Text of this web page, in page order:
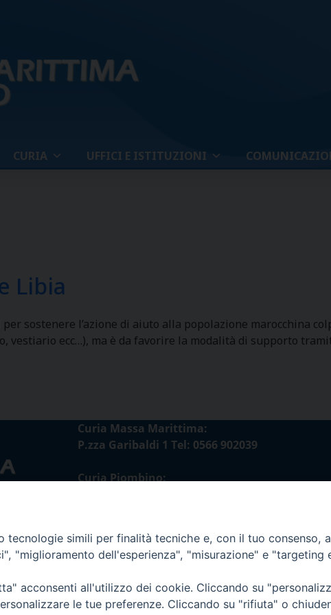
CURIA UFFICI E ISTITUZIONI
Libia
sostenere l’azione di aiuto alla popolazione marocchina
vestiario ecc…), ma è da favorire la modalità di supporto
Curia Massa Marittima:
P.zza Garibaldi 1 Tel: 0566 902039
Curia Piombino:
curia@diocesimassamarittima.it
© 2024 Diocesi di Massa Marittima - Piombino
tecnologie simili per finalità tecniche e, con il tuo consenso,
"miglioramento dell'esperienza", "misurazione" e
acconsenti all'utilizzo dei cookie. Cliccando su
le tue preferenze. Cliccando su "rifiuta" o